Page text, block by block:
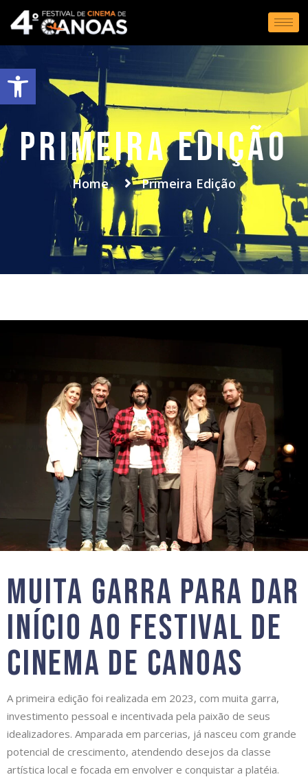
Abrir a barra de ferramentas
primeira edição
Home Primeira Edição
Muita garra para dar
início ao Festival de
Cinema de Canoas
A primeira edição foi realizada em 2023, com muita garra,
investimento pessoal e incentivada pela paixão de seus
idealizadores. Amparada em parcerias, já nasceu com grande
potencial de crescimento, atendendo desejos da classe
artística local e focada em envolver e conquistar a platéia.